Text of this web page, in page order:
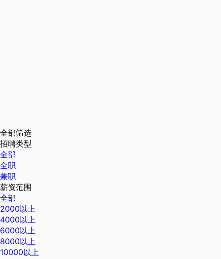
全部筛选
招聘类型
全部
全职
兼职
薪资范围
全部
2000以上
4000以上
6000以上
8000以上
10000以上